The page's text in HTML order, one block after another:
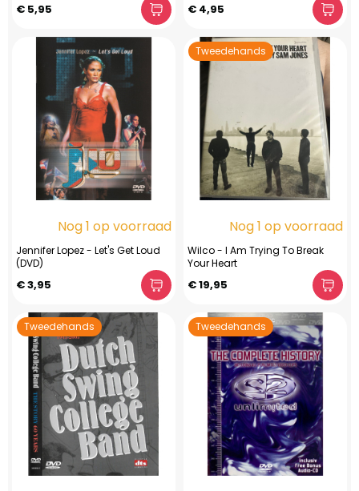
€ 5,95 € 4,95
Nog 1 op voorraad
Jennifer Lopez - Let's Get Loud
(DVD)
€ 3,95
Tweedehands
Nog 1 op voorraad
Wilco - I Am Trying To Break
Your Heart
€ 19,95
Tweedehands Tweedehands